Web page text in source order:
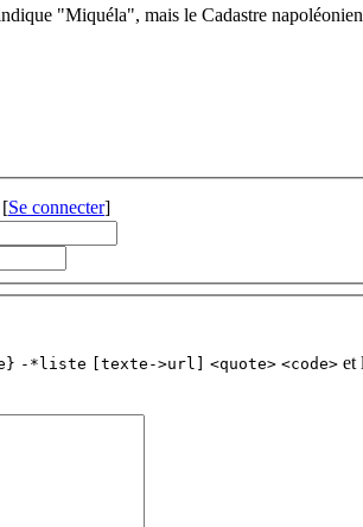
"Miquéla", mais le Cadastre
[Se connecter]
-*liste [texte->url] <quote> <code> et